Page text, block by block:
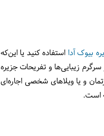
بیوک آدا استفاده کنید یا این‌که
زیبایی‌ها و تفریحات جزیره
و یا ویلاهای شخصی اجاره‌ای
است.